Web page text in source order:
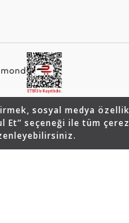
sosyal medya
Et” seçeneği ile tüm